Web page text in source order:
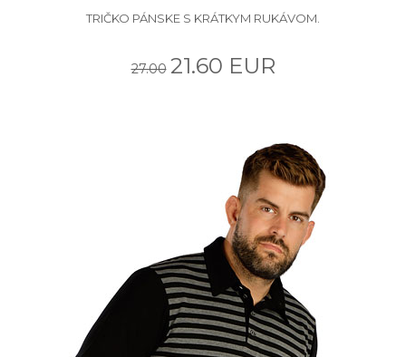
TRIČKO PÁNSKE S KRÁTKYM RUKÁVOM.
27.00 21.60 EUR